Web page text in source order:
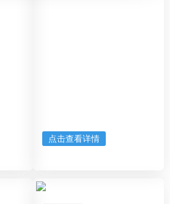
点击查看详情